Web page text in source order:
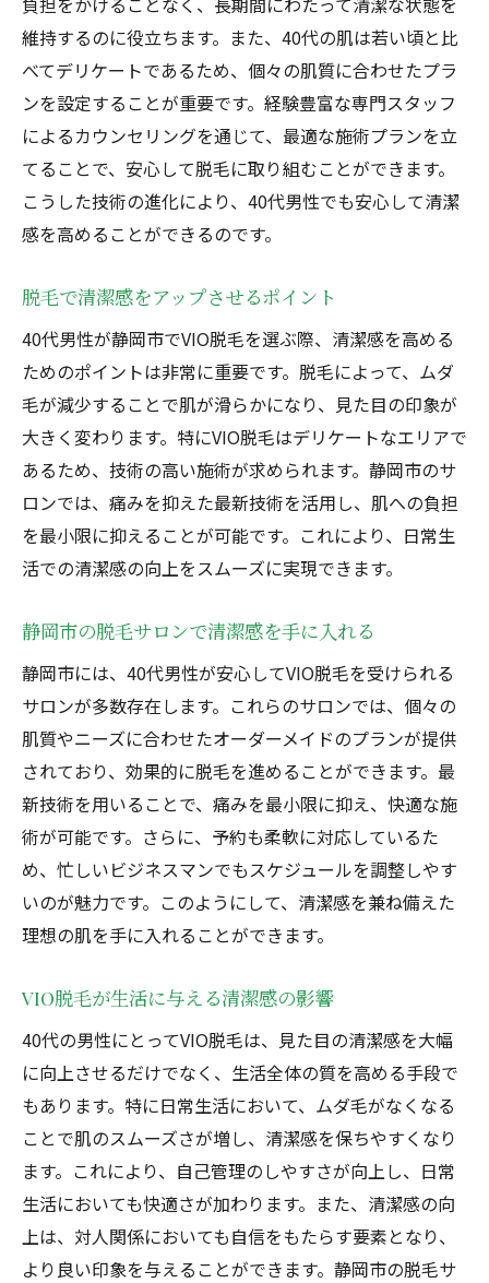
維持するのに役立ちます。また、40代の肌は若い頃と比
べてデリケートであるため、個々の肌質に合わせたプラ
ンを設定することが重要です。経験豊富な専門スタッフ
によるカウンセリングを通じて、最適な施術プランを立
てることで、安心して脱毛に取り組むことができます。
こうした技術の進化により、40代男性でも安心して清潔
感を高めることができるのです。
脱毛で清潔感をアップさせるポイント
40代男性が静岡市でVIO脱毛を選ぶ際、清潔感を高める
ためのポイントは非常に重要です。脱毛によって、ムダ
毛が減少することで肌が滑らかになり、見た目の印象が
大きく変わります。特にVIO脱毛はデリケートなエリアで
あるため、技術の高い施術が求められます。静岡市のサ
ロンでは、痛みを抑えた最新技術を活用し、肌への負担
を最小限に抑えることが可能です。これにより、日常生
活での清潔感の向上をスムーズに実現できます。
静岡市の脱毛サロンで清潔感を手に入れる
静岡市には、40代男性が安心してVIO脱毛を受けられる
サロンが多数存在します。これらのサロンでは、個々の
肌質やニーズに合わせたオーダーメイドのプランが提供
されており、効果的に脱毛を進めることができます。最
新技術を用いることで、痛みを最小限に抑え、快適な施
術が可能です。さらに、予約も柔軟に対応しているた
め、忙しいビジネスマンでもスケジュールを調整しやす
いのが魅力です。このようにして、清潔感を兼ね備えた
理想の肌を手に入れることができます。
VIO脱毛が生活に与える清潔感の影響
40代の男性にとってVIO脱毛は、見た目の清潔感を大幅
に向上させるだけでなく、生活全体の質を高める手段で
もあります。特に日常生活において、ムダ毛がなくなる
ことで肌のスムーズさが増し、清潔感を保ちやすくなり
ます。これにより、自己管理のしやすさが向上し、日常
生活においても快適さが加わります。また、清潔感の向
上は、対人関係においても自信をもたらす要素となり、
より良い印象を与えることができます。静岡市の脱毛サ